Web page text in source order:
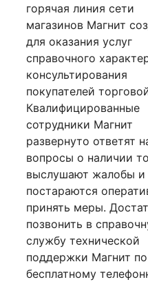
горячая линия сети
магазинов Магнит
для оказания услуг
справочного
консультирования
покупателей
Квалифицированные
сотрудники Магнит
развернуто ответят
вопросы о наличии
выслушают жалобы и
постараются
принять меры.
позвонить в
службу технической
поддержки Магнит по
бесплатному